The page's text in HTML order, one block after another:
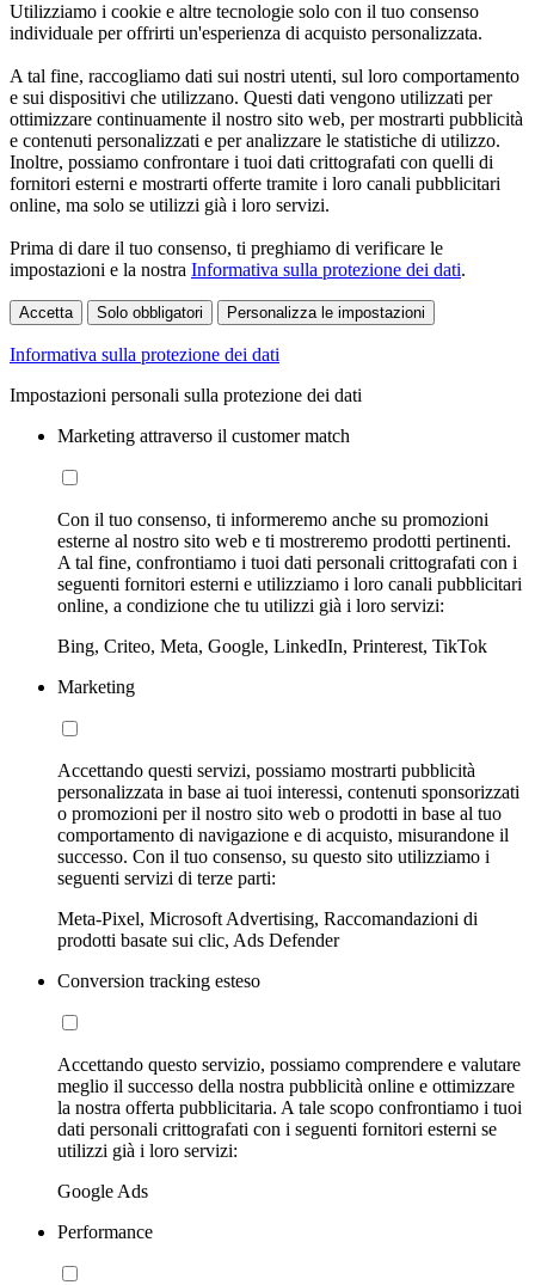
Utilizziamo i cookie e altre tecnologie solo con il tuo consenso
individuale per offrirti un'esperienza di acquisto personalizzata.
A tal fine, raccogliamo dati sui nostri utenti, sul loro comportamento
e sui dispositivi che utilizzano. Questi dati vengono utilizzati per
ottimizzare continuamente il nostro sito web, per mostrarti pubblicità
e contenuti personalizzati e per analizzare le statistiche di utilizzo.
Inoltre, possiamo confrontare i tuoi dati crittografati con quelli di
fornitori esterni e mostrarti offerte tramite i loro canali pubblicitari
online, ma solo se utilizzi già i loro servizi.
Prima di dare il tuo consenso, ti preghiamo di verificare le
impostazioni e la nostra Informativa sulla protezione dei dati.
Accetta Solo obbligatori Personalizza le impostazioni
Informativa sulla protezione dei dati
Impostazioni personali sulla protezione dei dati
Marketing attraverso il customer match
Con il tuo consenso, ti informeremo anche su promozioni
esterne al nostro sito web e ti mostreremo prodotti pertinenti.
A tal fine, confrontiamo i tuoi dati personali crittografati con i
seguenti fornitori esterni e utilizziamo i loro canali pubblicitari
online, a condizione che tu utilizzi già i loro servizi:
Bing, Criteo, Meta, Google, LinkedIn, Printerest, TikTok
Marketing
Accettando questi servizi, possiamo mostrarti pubblicità
personalizzata in base ai tuoi interessi, contenuti sponsorizzati
o promozioni per il nostro sito web o prodotti in base al tuo
comportamento di navigazione e di acquisto, misurandone il
successo. Con il tuo consenso, su questo sito utilizziamo i
seguenti servizi di terze parti:
Meta-Pixel, Microsoft Advertising, Raccomandazioni di
prodotti basate sui clic, Ads Defender
Conversion tracking esteso
Accettando questo servizio, possiamo comprendere e valutare
meglio il successo della nostra pubblicità online e ottimizzare
la nostra offerta pubblicitaria. A tale scopo confrontiamo i tuoi
dati personali crittografati con i seguenti fornitori esterni se
utilizzi già i loro servizi:
Google Ads
Performance